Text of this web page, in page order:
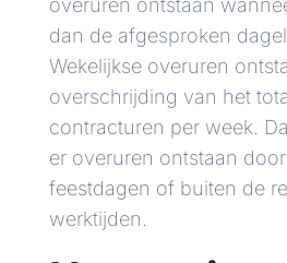
overuren ontstaan
dan de afgesproken
Wekelijkse overuren
overschrijding van het
contracturen per week.
er overuren ontstaan
feestdagen of buiten de
werktijden.